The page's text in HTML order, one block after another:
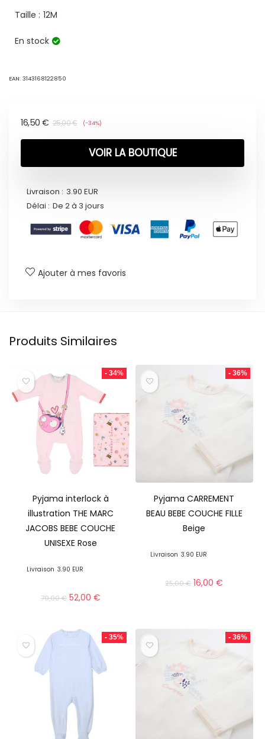
Taille : 12M
En stock
EAN: 3143168122850
25,00€
16,50 € (-34%)
VOIR LA BOUTIQUE
Livraison : 3.90 EUR
Délai : De 2 à 3 jours
Ajouter à mes favoris
Produits Similaires
- 34%
Pyjama interlock à
illustration THE MARC
JACOBS BEBE COUCHE
UNISEXE Rose
Livraison 3.90 EUR
79,00€ 52,00 €
- 36%
Pyjama CARREMENT
BEAU BEBE COUCHE FILLE
Beige
Livraison 3.90 EUR
25,00€ 16,00€
- 35% - 36%